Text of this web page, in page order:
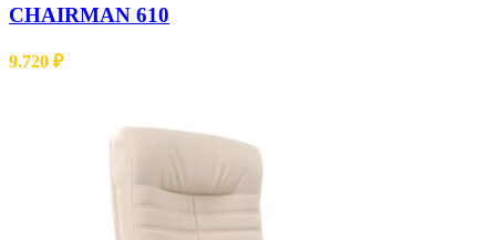
CHAIRMAN 610
9.720 ₽